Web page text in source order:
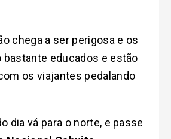
chega a ser perigosa e os
educados e estão
os viajantes pedalando
dia vá para o norte, e passe